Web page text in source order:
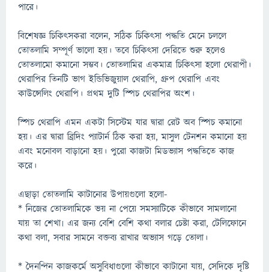
পারে।
বিশেষজ্ঞ চিকিৎসকরা বলেন, সঠিক চিকিৎসা পদ্ধতি মেনে চললে
তোতলামি সম্পূর্ণ ভালো হয়। তবে চিকিৎসা দেরিতে শুরু হলেও
তোতলামো কমানো সম্ভব। তোতলামির একমাত্র চিকিৎসা হলো থেরাপী।
থেরাপির তিনটি ভাগ ইন্ডিভিজুয়াল থেরাপি, গ্রুপ থেরাপি এবং
কাউন্সেলিং থেরাপি। প্রথম দুটি স্পিচ থেরাপির অংশ।
স্পিচ থেরাপি এমন একটা সিস্টেম যার দ্বারা রেট অব স্পিচ কমানো
হয়। এর দ্বারা ব্রিদিং প্যাটার্ন ঠিক করা হয়, মাসুল টেনশন কমানো হয়
এবং মনোবল বাড়ানো হয়। পুরো কাজটা মিডভ্যাস পদ্ধতিতে কাজ
করে।
এছাড়া তোতলামি কাটানোর উপায়গুলো হলো-
* নিজের তোতলামিকে ভয় না পেয়ে সমস্যাটিকে কীভাবে সামলানো
যায় তা শেখা৷ এর জন্য বেশি বেশি কথা বলার চেষ্টা করা, টেলিফোনে
কথা বলা, সবার সামনে বক্তব্য রাখার অভ্যাস গড়ে তোলা।
* দৈনন্দিন কাজকর্মে অসুবিধাগুলো কীভাবে কাটানো যায়, সেদিকে দৃষ্টি